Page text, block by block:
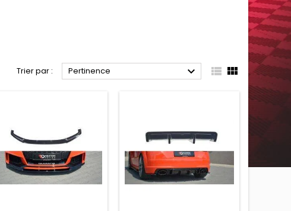
Trier par : Pertinence   